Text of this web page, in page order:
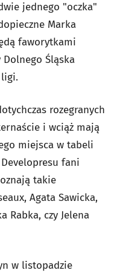
jednego "oczka"
Marka
faworytkami
Śląska
rozegranych
i wciąż mają
miejsca w tabeli
fani
takie
Agata Sawicka,
Rabka, czy Jelena
w listopadzie